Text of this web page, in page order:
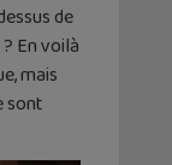
de
En voilà
mais
sont